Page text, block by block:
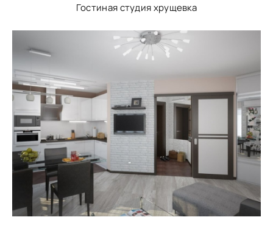
Гостиная студия хрущевка